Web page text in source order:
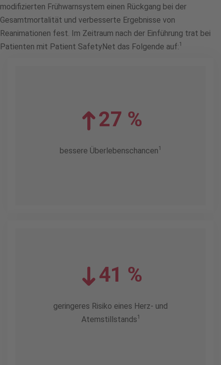
modifizierten Frühwarnsystem einen Rückgang bei der
Gesamtmortalität und verbesserte Ergebnisse von
Reanimationen fest. Im Zeitraum nach der Einführung trat bei
Patienten mit Patient SafetyNet das Folgende auf:1
27 %
bessere Überlebenschancen1
41 %
geringeres Risiko eines Herz- und
Atemstillstands1